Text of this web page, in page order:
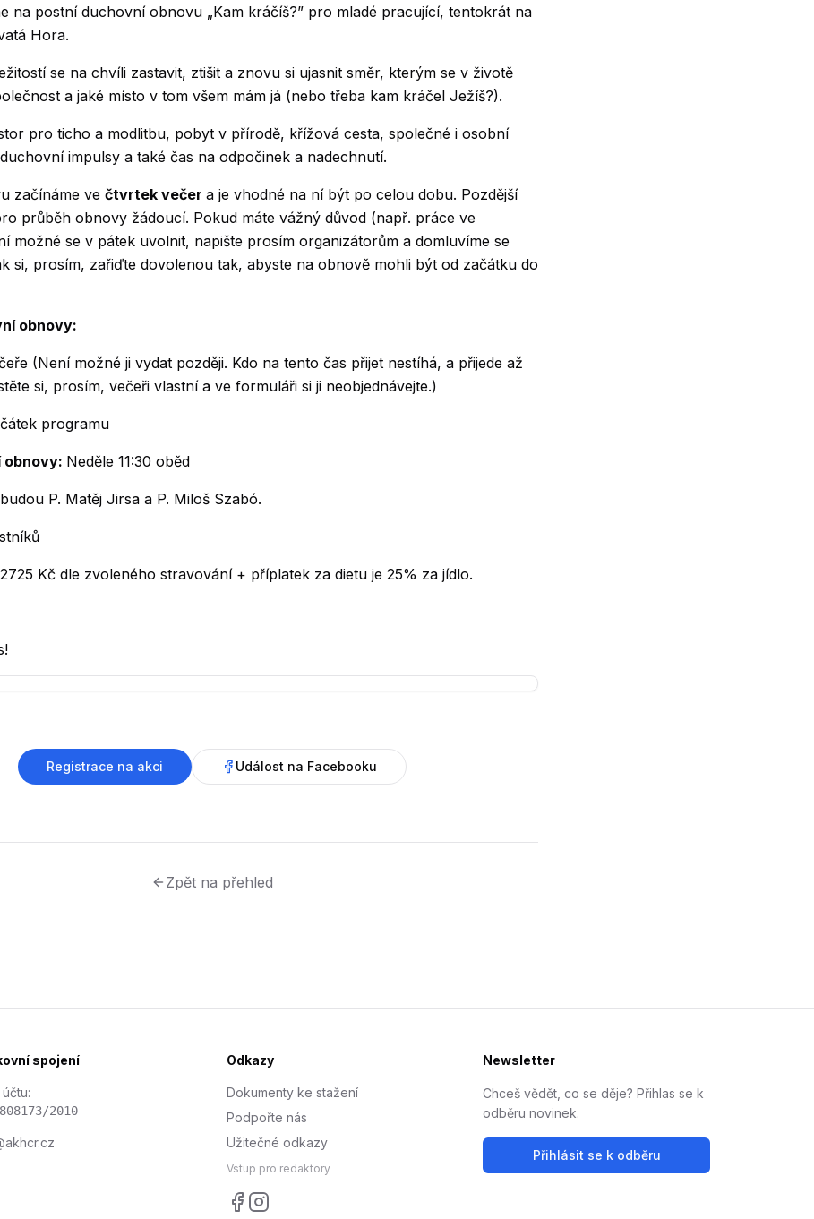
na postní duchovní obnovu „Kam kráčíš?” pro mladé pracující, tentokrát na
Hora.
se na chvíli zastavit, ztišit a znovu si ujasnit směr, kterým se v životě
a jaké místo v tom všem mám já (nebo třeba kam kráčel Ježíš?).
pro ticho a modlitbu, pobyt v přírodě, křížová cesta, společné i osobní
impulsy a také čas na odpočinek a nadechnutí.
začínáme ve čtvrtek večer a je vhodné na ní být po celou dobu. Pozdější
průběh obnovy žádoucí. Pokud máte vážný důvod (např. práce ve
možné se v pátek uvolnit, napište prosím organizátorům a domluvíme se
si, prosím, zařiďte dovolenou tak, abyste na obnově mohli být od začátku do
obnovy:
(Není možné ji vydat později. Kdo na tento čas přijet nestíhá, a přijede až
si, prosím, večeři vlastní a ve formuláři si ji neobjednávejte.)
programu
obnovy: Neděle 11:30 oběd
P. Matěj Jirsa a P. Miloš Szabó.
Kč dle zvoleného stravování + příplatek za dietu je 25% za jídlo.
Registrace na akci Událost na Facebooku
Zpět na přehled
spojení
2010
Odkazy
Dokumenty ke stažení
Podpořte nás
Užitečné odkazy
Vstup pro redaktory
Newsletter
Chceš vědět, co se děje? Přihlas se k
odběru novinek.
Přihlásit se k odběru